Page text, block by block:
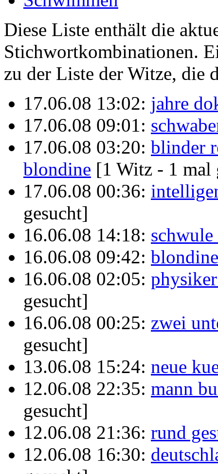
Diese Liste enthält die
Stichwortkombinationen.
zu der Liste der Witze, die
17.06.08 13:02: jahre
17.06.08 09:01:
17.06.08 03:20: blinder
blondine [1 Witz - 1 mal
17.06.08 00:36:
gesucht]
16.06.08 14:18: schwule
16.06.08 09:42:
16.06.08 02:05:
gesucht]
16.06.08 00:25: zwei
gesucht]
13.06.08 15:24: neue
12.06.08 22:35: mann
gesucht]
12.06.08 21:36: rund
12.06.08 16:30: